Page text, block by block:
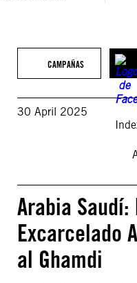
CAMPAÑAS
30 April 2025
Arabia
Excarcelado
al Ghamdi